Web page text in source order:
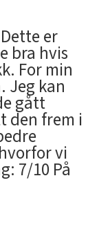
er
bra hvis
For min
Jeg kan
gått
den frem i
vi
7/10 På